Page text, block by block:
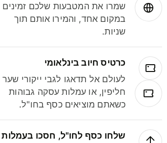
שמרו את המטבעות שלכם זמינים
במקום אחד, והמירו אותם תוך
שניות.
כרטיס חיוב בינלאומי
לעולם אל תדאגו לגבי ייקורי שער
חליפין, או עמלות עסקה גבוהות
כשאתם מוציאים כסף בחו"ל.
שלחו כסף לחו"ל, חסכו בעמלות